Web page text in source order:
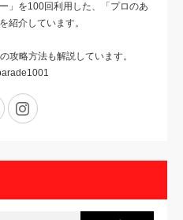
」を100回利用した、「プロのあ
紹介しています。
攻略方法も解説しています。
Twitter